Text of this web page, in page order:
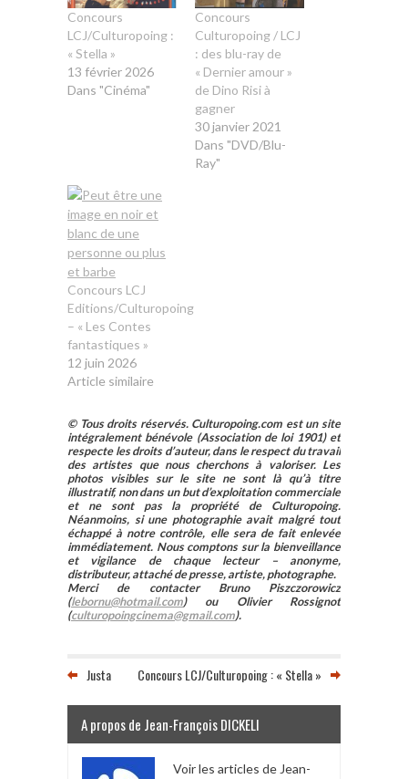
Concours
LCJ/Culturopoing :
« Stella »
13 février 2026
Dans "Cinéma"
Concours
Culturopoing / LCJ
: des blu-ray de
« Dernier amour »
de Dino Risi à
gagner
30 janvier 2021
Dans "DVD/Blu-
Ray"
Concours LCJ
Editions/Culturopoing
– « Les Contes
fantastiques »
12 juin 2026
Article similaire
© Tous droits réservés. Culturopoing.com est un site
intégralement bénévole (Association de loi 1901) et
respecte les droits d’auteur, dans le respect du travail
des artistes que nous cherchons à valoriser. Les
photos visibles sur le site ne sont là qu’à titre
illustratif, non dans un but d’exploitation commerciale
et ne sont pas la propriété de Culturopoing.
Néanmoins, si une photographie avait malgré tout
échappé à notre contrôle, elle sera de fait enlevée
immédiatement. Nous comptons sur la bienveillance
et vigilance de chaque lecteur – anonyme,
distributeur, attaché de presse, artiste, photographe.
Merci de contacter Bruno Piszczorowicz
(lebornu@hotmail.com) ou Olivier Rossignot
(culturopoingcinema@gmail.com).
Justa Concours LCJ/Culturopoing : « Stella »
A propos de Jean-François DICKELI
Voir les articles de Jean-